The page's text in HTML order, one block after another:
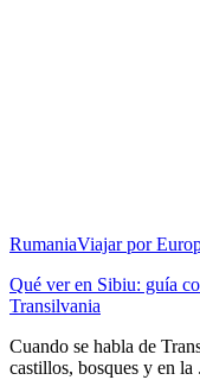
RumaniaViajar por
Qué ver en Sibiu: guía
Transilvania
Cuando se habla de
castillos, bosques y en la